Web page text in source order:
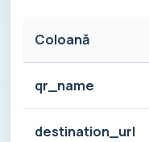
Coloană
qr_name
destination_url